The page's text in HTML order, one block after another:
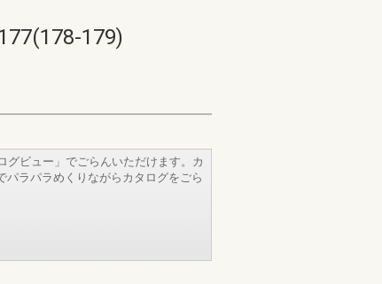
179)
グビュー」でごらんいただけます。カ
パラパラめくりながらカタログをごら